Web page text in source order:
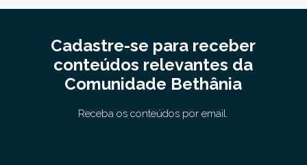
Cadastre-se para receber
conteúdos relevantes da
Comunidade Bethânia
Receba os conteúdos por email.